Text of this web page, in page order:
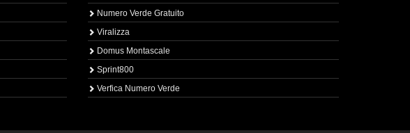
Numero Verde Gratuito
Viralizza
Domus Montascale
Sprint800
Verfica Numero Verde